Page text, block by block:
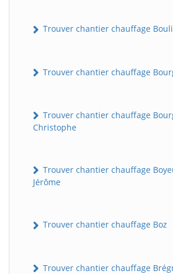
Trouver chantier chauffage
Trouver chantier chauffage
Trouver chantier chauffage
Christophe
Trouver chantier chauffage
Jérôme
Trouver chantier chauffage Boz
Trouver chantier chauffage